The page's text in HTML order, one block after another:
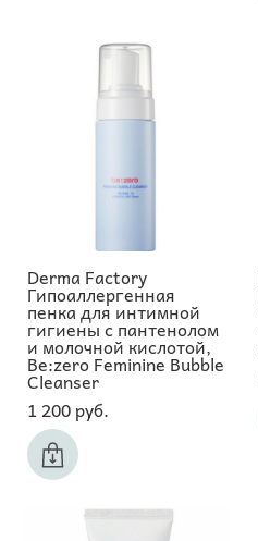
Derma Factory
Гипоаллергенная
пенка для интимной
гигиены с пантенолом
и молочной кислотой,
Be:zero Feminine Bubble
Cleanser
1 200 pуб.